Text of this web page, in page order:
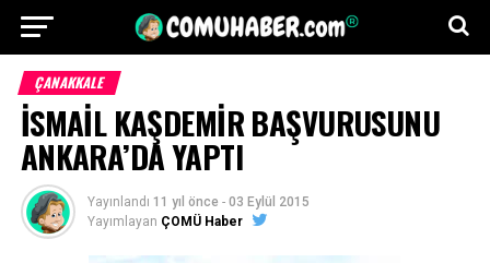
ÇANAKKALE
İSMAİL KAŞDEMİR BAŞVURUSUNU
ANKARA’DA YAPTI
Yayınlandı 11 yıl önce - 03 Eylül 2015
Yayımlayan ÇOMÜ Haber